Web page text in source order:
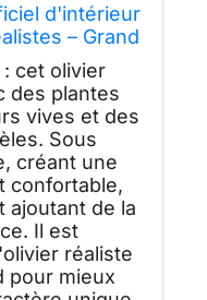
d'intérieur
– Grand
robuste pour
de
cet olivier
des plantes
vives et des
Sous
créant une
confortable,
ajoutant de la
Il est
réaliste
pour mieux